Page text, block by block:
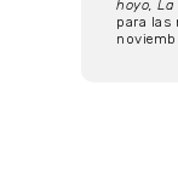
hoyo,
para las